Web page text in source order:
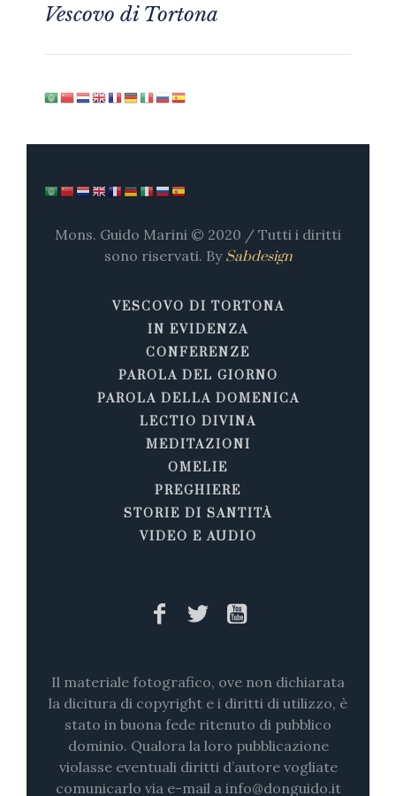
Vescovo di Tortona
Mons. Guido Marini © 2020 / Tutti i diritti
sono riservati. By Sabdesign
VESCOVO DI TORTONA
IN EVIDENZA
CONFERENZE
PAROLA DEL GIORNO
PAROLA DELLA DOMENICA
LECTIO DIVINA
MEDITAZIONI
OMELIE
PREGHIERE
STORIE DI SANTITÀ
VIDEO E AUDIO
Il materiale fotografico, ove non dichiarata
la dicitura di copyright e i diritti di utilizzo, è
stato in buona fede ritenuto di pubblico
dominio. Qualora la loro pubblicazione
violasse eventuali diritti d’autore vogliate
comunicarlo via e-mail a info@donguido.it